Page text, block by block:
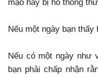
mạo hay bị ho thông
Nếu một ngày bạn
Nếu có một ngày như
bạn phải chấp nhận